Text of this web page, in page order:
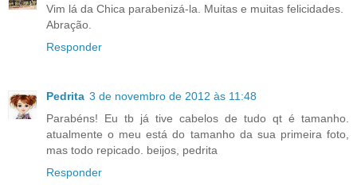
Vim lá da Chica parabenizá-la. Muitas e muitas felicidades.
Abração.
Responder
Pedrita 3 de novembro de 2012 às 11:48
Parabéns! Eu tb já tive cabelos de tudo qt é tamanho.
atualmente o meu está do tamanho da sua primeira foto,
mas todo repicado. beijos, pedrita
Responder